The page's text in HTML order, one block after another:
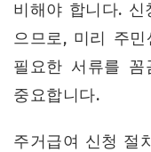
비해야 합니다.
으므로, 미리 주
필요한 서류를 꼼
중요합니다.
주거급여 신청 절